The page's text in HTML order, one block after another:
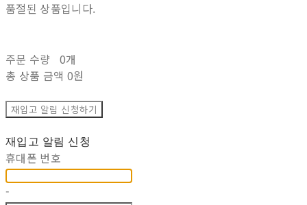
품절된 상품입니다.
주문 수량
0개
총 상품 금액 0원
재입고 알림 신청하기
재입고 알림 신청
휴대폰 번호
-